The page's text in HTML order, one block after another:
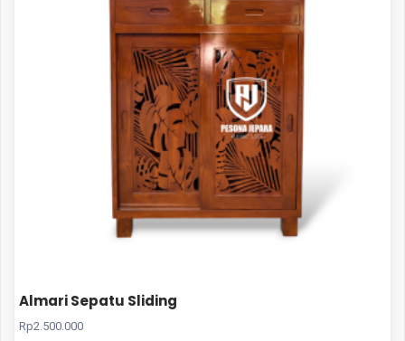
Almari Sepatu Sliding
Rp2.500.000